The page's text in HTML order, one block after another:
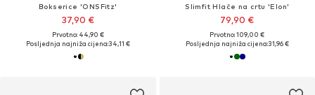
Bokserice 'ONSFitz'
37,90 €
Prvotno: 44,90 €
Posljednja najniža cijena:34,11 €
Slimfit Hlače na crtu 'Elon'
79,90 €
Prvotno: 109,00 €
Posljednja najniža cijena:31,96 €